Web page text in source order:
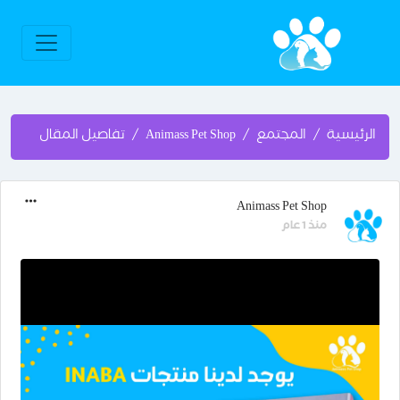
الرئيسية المجتمع Animass Pet Shop تفاصيل المقال
Animass Pet Shop
منذ 1 عام